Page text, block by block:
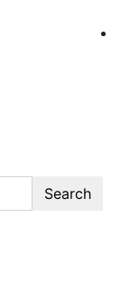
মুখপত্র
Search